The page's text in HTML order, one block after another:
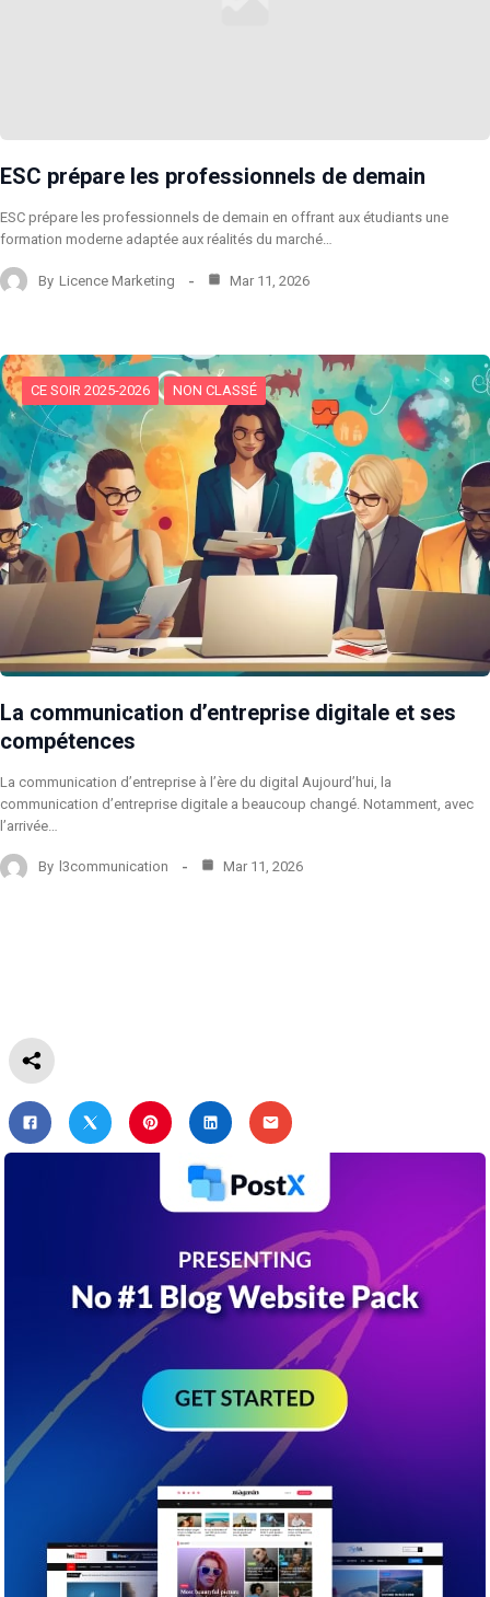
ESC prépare les professionnels de demain
ESC prépare les professionnels de demain en offrant aux étudiants une
formation moderne adaptée aux réalités du marché…
By Licence Marketing Mar 11, 2026
CE SOIR 2025-2026 NON CLASSÉ
La communication d’entreprise digitale et ses
compétences
La communication d’entreprise à l’ère du digital Aujourd’hui, la
communication d’entreprise digitale a beaucoup changé. Notamment, avec
l’arrivée…
By l3communication Mar 11, 2026